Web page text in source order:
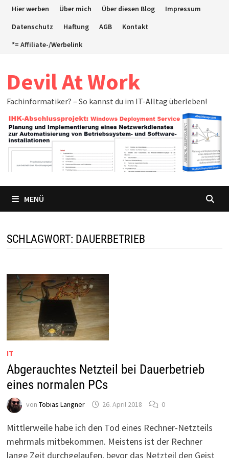
ZumHier werben Über mich Über diesen Blog
Impressum
Datenschutz
Haftung AGB
Kontakt
*= Affiliate-/Werbelink
Devil At Work
Fachinformatiker? – So kannst du im IT-Alltag überleben!
MENÜ
SCHLAGWORT: DAUERBETRIEB
IT
Abgerauchtes Netzteil bei Dauerbetrieb
eines normalen PCs
von Tobias Langner 26. April 2018 0
Mittlerweile habe ich den Tod eines Rechner-Netzteils
mehrmals mitbekommen. Meistens ist der Rechner
lange Zeit durchgelaufen, bevor das Netzteil den Geist